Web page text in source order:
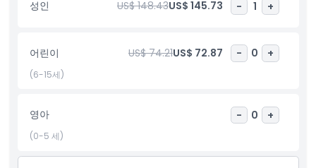
후 그린델발트와 인터라켄을 방문할 수도 있습니다. 원하시면 이 내
하이라이트
포함 사항
아동 성인 정책
성인 US$ 148.43US$ 145.73 - 1 +
어린이 US$ 74.21US$ 72.87 - 0 +
(6-15세)
영아 - 0 +
(0-5 세)